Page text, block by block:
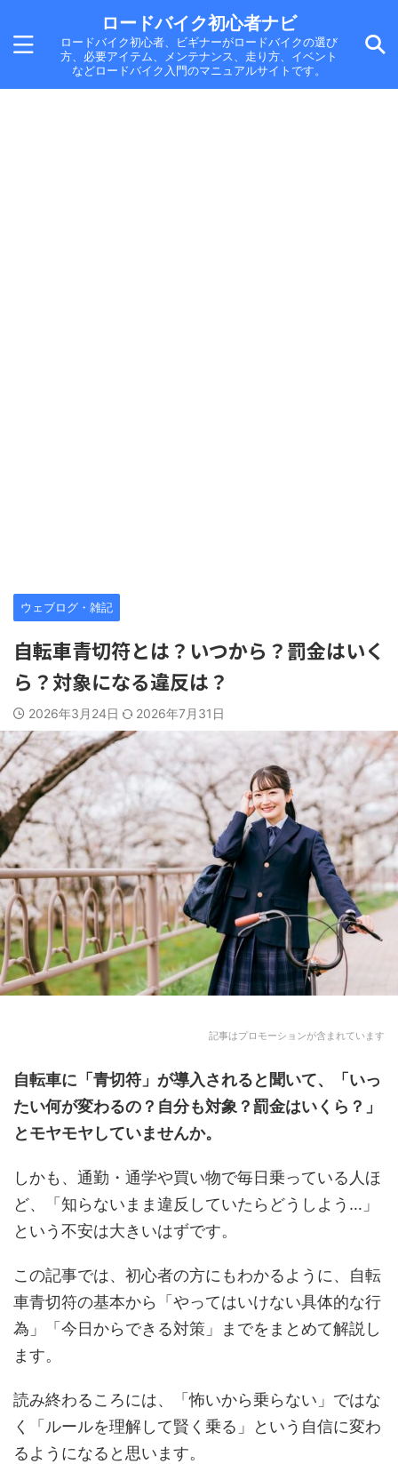
ロードバイク初心者ナビ
ロードバイク初心者、ビギナーがロードバイクの選び
方、必要アイテム、メンテナンス、走り方、イベント
などロードバイク入門のマニュアルサイトです。
ウェブログ・雑記
自転車青切符とは？いつから？罰金はいく
ら？対象になる違反は？
2026年3月24日 2026年7月31日
記事はプロモーションが含まれています
自転車に「青切符」 が導入されると聞いて、「いっ
たい何が変わるの？自分も対象？罰金はいくら？」
とモヤモヤしていませんか。
しかも、通勤・通学や買い物で毎日乗っている人ほ
ど、「知らないまま違反していたらどうしよう…」
という不安は大きいはずです。
この記事では、初心者の方にもわかるように、自転
車青切符の基本から「やってはいけない具体的な行
為」「今日からできる対策」までをまとめて解説し
ます。
読み終わるころには、「怖いから乗らない」ではな
く「ルールを理解して賢く乗る」という自信に変わ
るようになると思います。